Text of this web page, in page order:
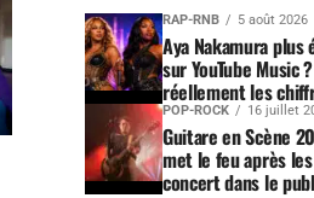
RAP-RNB 5 août 2026
Aya Nakamura plus
sur YouTube Music
réellement les
POP-ROCK 16 juillet
Guitare en Scène
met le feu après
concert dans le